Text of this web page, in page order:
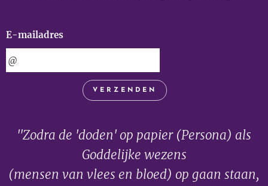
E-mailadres
VERZENDEN
"Zodra de 'doden' op papier (Persona) als
Goddelijke wezens
(mensen van vlees en bloed) op gaan staan,